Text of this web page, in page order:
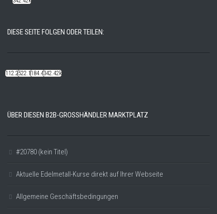
DIESE SEITE FOLGEN ODER TEILEN:
112.22k522.14k184.48k342.42k
ÜBER DIESEN B2B-GROSSHÄNDLER MARKTPLATZ
#20780 (kein Titel)
Aktuelle Edelmetall-Kurse direkt auf Ihrer Webseite
Allgemeine Geschäftsbedingungen